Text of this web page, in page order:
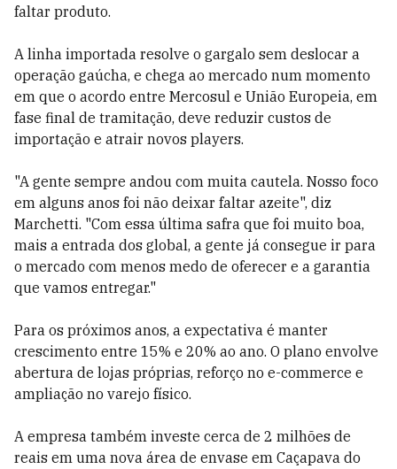
faltar produto.
A linha importada resolve o gargalo sem deslocar a
operação gaúcha, e chega ao mercado num momento
em que o acordo entre Mercosul e União Europeia, em
fase final de tramitação, deve reduzir custos de
importação e atrair novos players.
"A gente sempre andou com muita cautela. Nosso foco
em alguns anos foi não deixar faltar azeite", diz
Marchetti. "Com essa última safra que foi muito boa,
mais a entrada dos global, a gente já consegue ir para
o mercado com menos medo de oferecer e a garantia
que vamos entregar."
Para os próximos anos, a expectativa é manter
crescimento entre 15% e 20% ao ano. O plano envolve
abertura de lojas próprias, reforço no e-commerce e
ampliação no varejo físico.
A empresa também investe cerca de 2 milhões de
reais em uma nova área de envase em Caçapava do